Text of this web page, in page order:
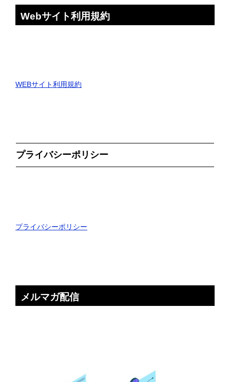
Webサイト利用規約
WEBサイト利用規約
プライバシーポリシー
プライバシーポリシー
メルマガ配信